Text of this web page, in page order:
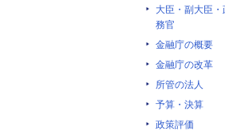
大臣・副大臣・
務官
金融庁の概要
金融庁の改革
所管の法人
予算・決算
政策評価